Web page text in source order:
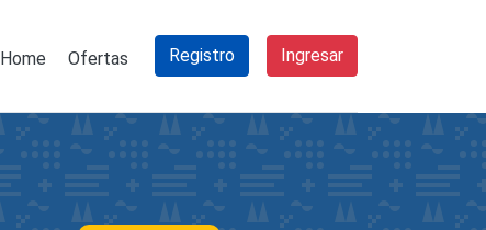
Home Ofertas Registro Ingresar